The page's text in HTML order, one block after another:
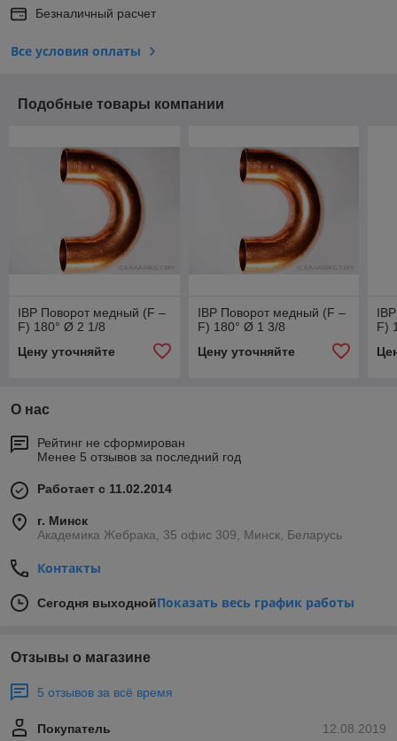
Безналичный расчет
Все условия оплаты
Подобные товары компании
IBP Поворот медный (F –
F) 180° Ø 2 1/8
Цену уточняйте
IBP Поворот медный (F –
F) 180° Ø 1 3/8
Цену уточняйте
F)
О нас
Рейтинг не сформирован
Менее 5 отзывов за последний год
Работает с 11.02.2014
г. Минск
Академика Жебрака, 35 офис 309, Минск, Беларусь
Контакты
Сегодня выходнойПоказать весь график работы
Отзывы о магазине
5 отзывов за всё время
12.08.2019
Покупатель